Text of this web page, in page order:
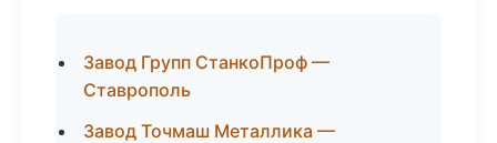
Завод Групп СтанкоПроф —
Ставрополь
Завод Точмаш Металлика —